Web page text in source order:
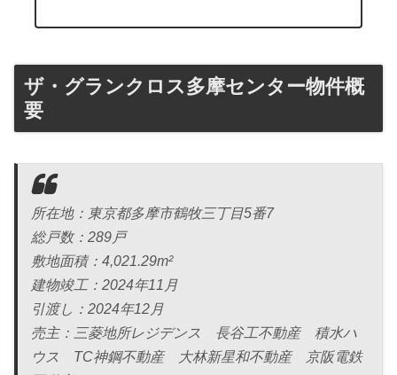
ザ・グランクロス多摩センター物件概
要
所在地：東京都多摩市鶴牧三丁目5番7
総戸数：289戸
敷地面積：4,021.29m²
建物竣工：2024年11月
引渡し：2024年12月
売主：三菱地所レジデンス 長谷工不動産 積水ハ
ウス TC神鋼不動産 大林新星和不動産 京阪電鉄